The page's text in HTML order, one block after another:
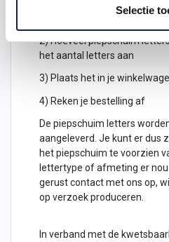
Selectie
2) Hoeveel piepschuim
het aantal letters aan
3) Plaats het in je
4) Reken je bestelling af
De piepschuim letters
aangeleverd. Je kunt er dus
het piepschuim te voorzien
lettertype of afmeting er nou
gerust contact met ons op,
op verzoek produceren.
In verband met de